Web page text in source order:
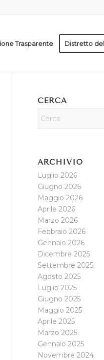
Trasparente Distretto
CERCA
ARCHIVIO
Luglio 2026
Giugno 2026
Maggio 2026
Aprile 2026
Marzo 2026
Febbraio 2026
Gennaio 2026
Dicembre 2025
Settembre 2025
Agosto 2025
Luglio 2025
Giugno 2025
Maggio 2025
Aprile 2025
Marzo 2025
Gennaio 2025
Novembre 2024